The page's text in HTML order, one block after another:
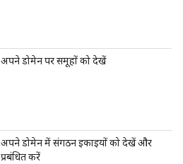
अपने डोमेन पर समूहों को देखें
अपने डोमेन में संगठन इकाइयों को देखें और
प्रबंधित करें